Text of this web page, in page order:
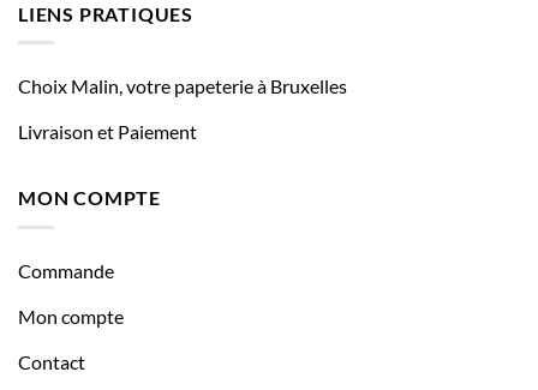
LIENS PRATIQUES
Choix Malin, votre papeterie à Bruxelles
Livraison et Paiement
MON COMPTE
Commande
Mon compte
Contact